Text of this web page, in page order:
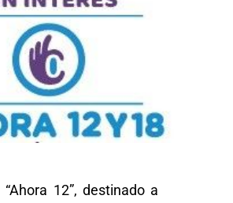
12”, destinado a